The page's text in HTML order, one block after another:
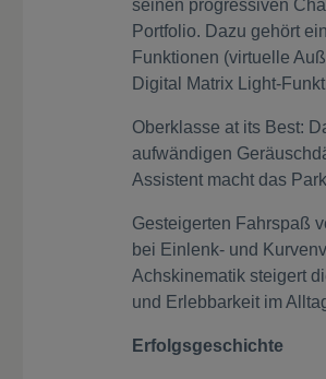
seinen progressiven
Portfolio. Dazu gehört
Funktionen (virtuelle
Digital Matrix Light-
Oberklasse at its Best:
aufwändigen
Assistent macht das
Gesteigerten Fahrspaß
bei Einlenk- und
Achskinematik steigert
und Erlebbarkeit im
Erfolgsgeschichte